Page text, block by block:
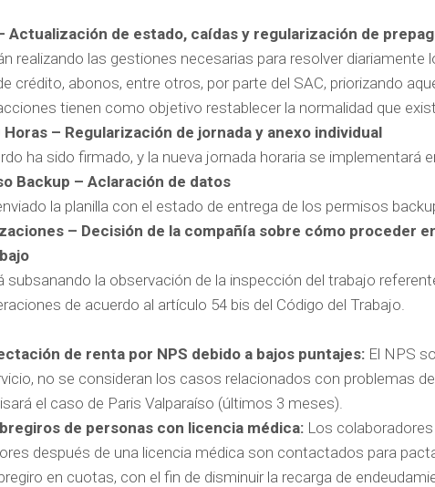
Actualización de estado, caídas y regularización de
realizando las gestiones necesarias para resolver
crédito, abonos, entre otros, por parte del SAC, priorizando
tienen como objetivo restablecer la normalidad que
Horas – Regularización de jornada y anexo individual
ha sido firmado, y la nueva jornada horaria se implementará
Backup – Aclaración de datos
la planilla con el estado de entrega de los permisos
– Decisión de la compañía sobre cómo proceder
subsanando la observación de la inspección del trabajo
de acuerdo al artículo 54 bis del Código del Trabajo.
de renta por NPS debido a bajos puntajes: El NPS
no se consideran los casos relacionados con problemas
el caso de Paris Valparaíso (últimos 3 meses).
de personas con licencia médica: Los
después de una licencia médica son contactados para
en cuotas, con el fin de disminuir la recarga de